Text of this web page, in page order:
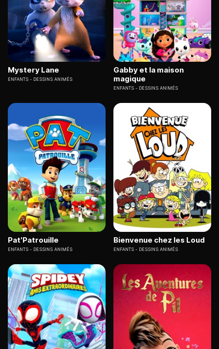
Mystery Lane
ENFANTS DESSINS ANIMÉS
Gabby et la maison
magique
ENFANTS DESSINS ANIMÉS
Pat'Patrouille
ENFANTS DESSINS ANIMÉS
Bienvenue chez les Loud
ENFANTS DESSINS ANIMÉS